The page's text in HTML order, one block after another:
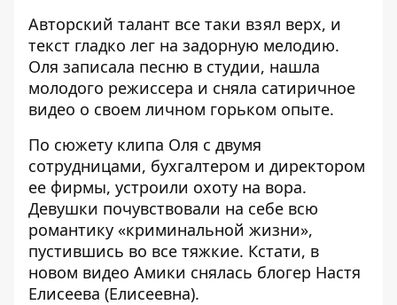
Авторский талант все таки взял верх, и
текст гладко лег на задорную мелодию.
Оля записала песню в студии, нашла
молодого режиссера и сняла сатиричное
видео о своем личном горьком опыте.
По сюжету клипа Оля с двумя
сотрудницами, бухгалтером и директором
ее фирмы, устроили охоту на вора.
Девушки почувствовали на себе всю
романтику «криминальной жизни»,
пустившись во все тяжкие. Кстати, в
новом видео Амики снялась блогер Настя
Елисеева (Елисеевна).